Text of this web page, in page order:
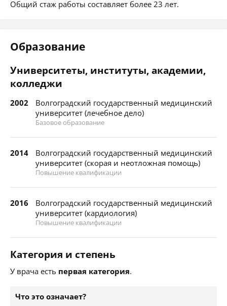
Общий стаж работы составляет более 23 лет.
Образование
Университеты, институты, академии,
колледжи
2002
Волгоградский государственный медицинский
университет (лечебное дело)
Базовое образование
2014
Волгоградский государственный медицинский
университет (скорая и неотложная помощь)
Повышение квалификации
2016
Волгоградский государственный медицинский
университет (кардиология)
Повышение квалификации
Категория и степень
У врача есть первая категория.
Что это означает?